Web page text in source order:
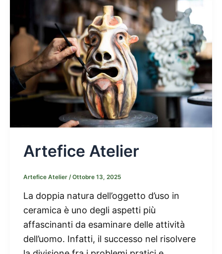
Artefice Atelier
Artefice Atelier /Ottobre 13, 2025
La doppia natura dell’oggetto d’uso in
ceramica è uno degli aspetti più
affascinanti da esaminare delle attività
dell’uomo. Infatti, il successo nel risolvere